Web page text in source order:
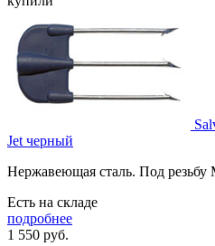
Jet черный
Нержавеющая сталь. Под резьбу
Есть на складе
подробнее
1 550 руб.